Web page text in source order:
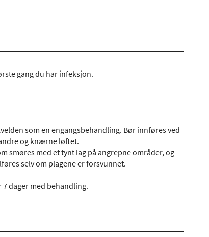
gang du har infeksjon.
som en engangsbehandling. Bør innføres ved
og knærne løftet.
smøres med et tynt lag på angrepne områder, og
selv om plagene er forsvunnet.
dager med behandling.